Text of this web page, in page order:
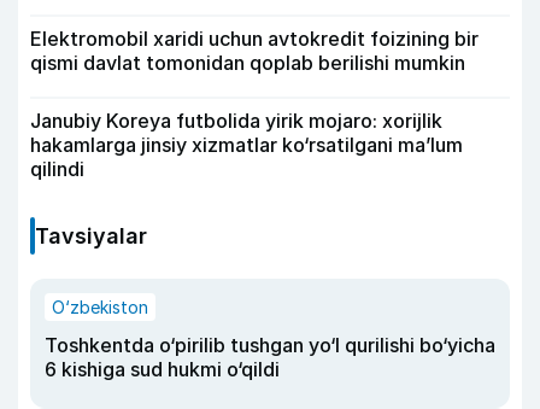
Elektromobil xaridi uchun avtokredit foizining bir
qismi davlat tomonidan qoplab berilishi mumkin
Janubiy Koreya futbolida yirik mojaro: xorijlik
hakamlarga jinsiy xizmatlar ko‘rsatilgani ma’lum
qilindi
Tavsiyalar
O‘zbekiston
Toshkentda o‘pirilib tushgan yo‘l qurilishi bo‘yicha
6 kishiga sud hukmi o‘qildi